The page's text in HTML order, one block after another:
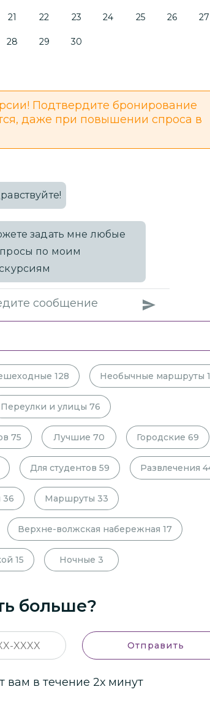
21 22 23 24 25 26 27
28 29 30
Подтвердите бронирование
даже при повышении спроса в
задать мне любые
по моим
128 Необычные маршруты
Переулки и улицы 76
75 Лучшие 70 Городские 69
Для студентов 59 Развлечения
36 Маршруты 33
Верхне-волжская набережная 17
15 Ночные 3
больше?
Отправить
в течение 2х минут